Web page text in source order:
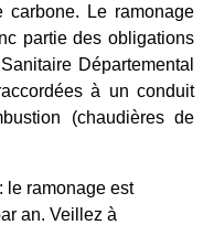
carbone. Le ramonage
partie des obligations
Départemental
à un conduit
(chaudières de
: le ramonage est
an. Veillez à